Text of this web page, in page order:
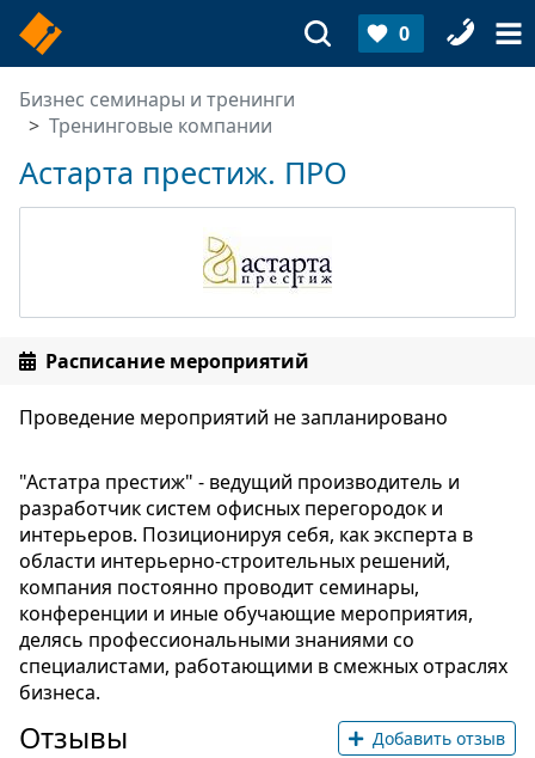
0
Бизнес семинары и тренинги
Тренинговые компании
Астарта престиж. ПРО
Расписание мероприятий
Проведение мероприятий не запланировано
"Астатра престиж" - ведущий производитель и
разработчик систем офисных перегородок и
интерьеров. Позиционируя себя, как эксперта в
области интерьерно-строительных решений,
компания постоянно проводит семинары,
конференции и иные обучающие мероприятия,
делясь профессиональными знаниями со
специалистами, работающими в смежных отраслях
бизнеса.
Отзывы Добавить отзыв